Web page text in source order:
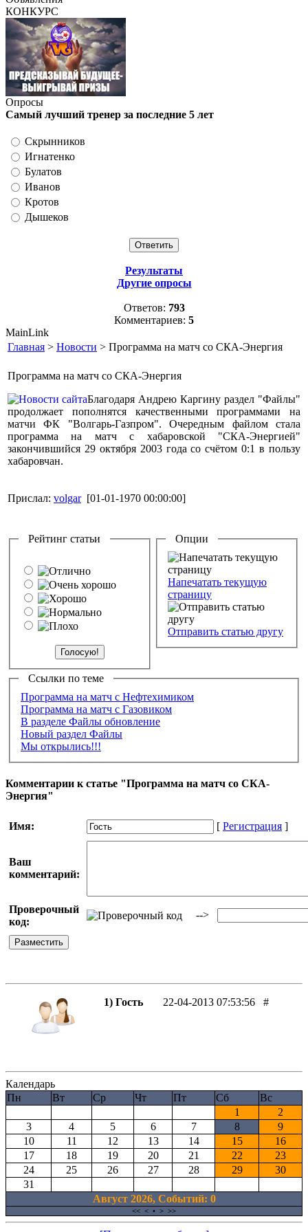
КОНКУРС
Опросы
Самый лучший тренер за последние 5 лет
Скрынников
Игнатенко
Булатов
Иванов
Кротов
Дышеков
Результаты
Другие опросы
Ответов: 793
Комментариев: 5
MainLink
Главная > Новости > Программа на матч со СКА-Энергия
Программа на матч со СКА-Энергия
Благодаря Андрею Каргину раздел "Файлы"
продолжает пополнятся качественными программами на
матчи ФК "Волгарь-Газпром". Очередным файлом стала
программа на матч с хабаровской "СКА-Энергией"
закончившийся 29 октября 2003 года со счётом 0:1 в пользу
хабаровчан.
Прислал: volgar [01-01-1970 00:00:00]
Рейтинг статьи Опции
Напечатать текущую
страницу
Отправить статью другу
Ссылки по теме
Программа на матч с Нефтехимиком
Программа на матч с Газовиком
В разделе Файлы обновление
Новый раздел Файлы
Мы открылись!!!
Комментарии к статье "Программа на матч со СКА-
Энергия"
Имя: [ Регистрация ]
Ваш
комментарий:
Проверочный
код:
-->
1) Гость 22-04-2013 07:53:56 #
Календарь
Пн
Вт Ср Чт Пт Сб
Вс
1
2
3
4 5 6 7 8
9
10
11 12 13 14 15
16
17
18 19 20 21 22
23
24
25 26 27 28 29
30
31
Август 2026, Cобытий: 0
<< < • > >>